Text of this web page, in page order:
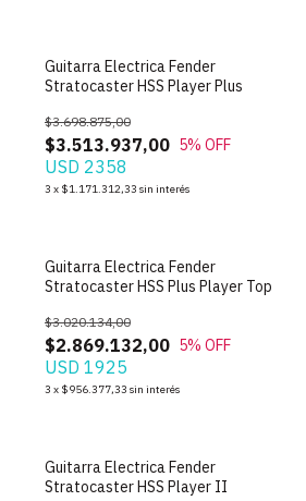
Guitarra Electrica Fender
Stratocaster HSS Player Plus
$3.513.937,00
$3.698.875,00
5% OFF
USD 2358
3 x $1.171.312,33 sin interés
Guitarra Electrica Fender
Stratocaster HSS Plus Player Top
$2.869.132,00
$3.020.134,00
5% OFF
USD 1925
3 x $956.377,33 sin interés
Guitarra Electrica Fender
Stratocaster HSS Player II